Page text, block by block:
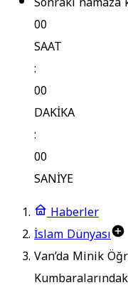
00
SAAT
:
00
DAKİKA
:
00
SANİYE
Haberler
İslam Dünyası
Van’da Minik